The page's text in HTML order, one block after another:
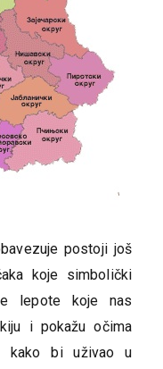
postoji još
koje simbolički
lepote koje nas
i pokažu očima
kako bi uživao u